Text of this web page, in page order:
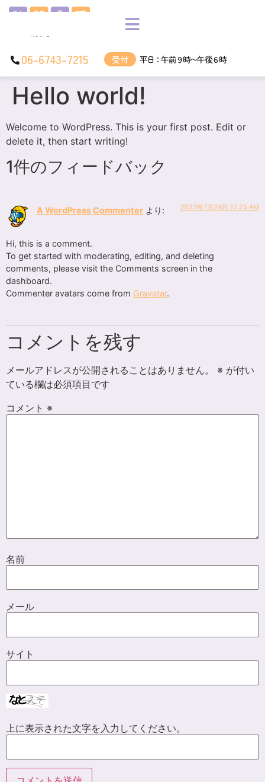
06-6743-7215 受付 平日：午前９時〜午後６時
Hello world!
Welcome to WordPress. This is your first post. Edit or
delete it, then start writing!
1件のフィードバック
A WordPress Commenter より: 2023年7月24日 12:25 AM
Hi, this is a comment.
To get started with moderating, editing, and deleting
comments, please visit the Comments screen in the
dashboard.
Commenter avatars come from Gravatar.
コメントを残す
メールアドレスが公開されることはありません。 ※ が付い
ている欄は必須項目です
コメント ※
名前
メール
サイト
上に表示された文字を入力してください。